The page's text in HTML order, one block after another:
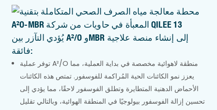
يُؤدي التآزر بين A²/O وMBR إلى إنشاء منصة علاجية
فائقة:
توفر عملية A²/O منطقة لاهوائية مخصصة في بداية العملية، مما
يعزز نمو الكائنات الحية المُراكمة للفوسفور. تمتص هذه الكائنات
الأحماض الدهنية المتطايرة وتطلق الفوسفور لاحقًا، مما يؤدي إلى
تحسين إزالة الفوسفور بيولوجيًا في المنطقة الهوائية، وبالتالي تقليل